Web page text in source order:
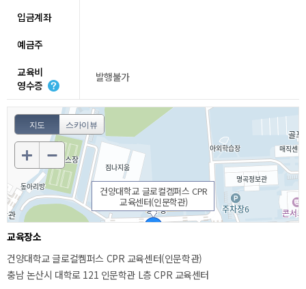
입금계좌
예금주
교육비
영수증
발행불가
지도 스카이뷰
건양대학교 글로컬켐퍼스 CPR
교육센터(인문학관)
교육장소
건양대학교 글로컬켐퍼스 CPR 교육센터(인문학관)
충남 논산시 대학로 121 인문학관 L층 CPR 교육센터